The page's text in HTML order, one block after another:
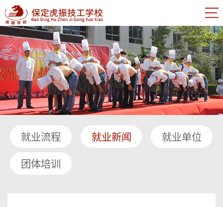
就业流程 就业新闻 就业单位
团体培训